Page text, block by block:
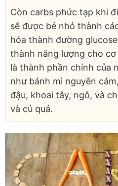
Còn carbs phức tạp khi
sẽ được bẻ nhỏ thành
hóa thành đường
thành năng lượng cho
là thành phần chính của
như bánh mì nguyên
đậu, khoai tây, ngô, và
và củ quả.